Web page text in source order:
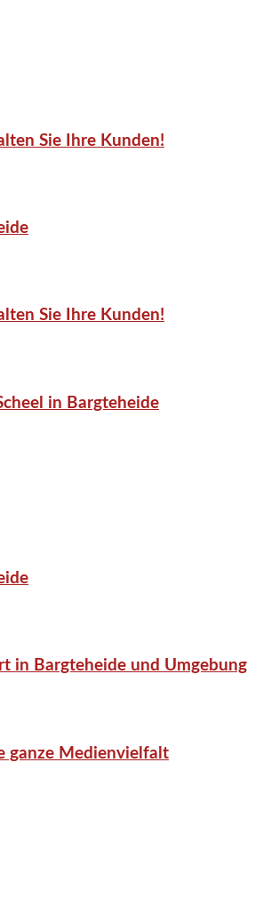
Sie Ihre Kunden!
Sie Ihre Kunden!
in Bargteheide
in Bargteheide und Umgebung
ganze Medienvielfalt